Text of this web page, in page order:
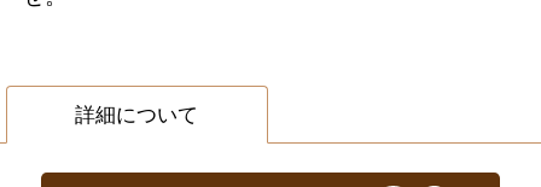
詳細について